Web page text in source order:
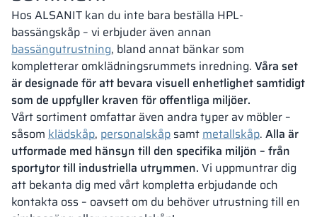
Hos ALSANIT kan du inte bara beställa HPL-
bassängskåp – vi erbjuder även annan
bassängutrustning, bland annat bänkar som
kompletterar omklädningsrummets inredning. Våra set
är designade för att bevara visuell enhetlighet samtidigt
som de uppfyller kraven för offentliga miljöer.
Vårt sortiment omfattar även andra typer av möbler –
såsom klädskåp, personal­skåp samtmetallskåp. Alla är
utformade med hänsyn till den specifika miljön – från
sportytor till industriella utrymmen. Vi uppmuntrar dig
att bekanta dig med vårt kompletta erbjudande och
kontakta oss – oavsett om du behöver utrustning till en